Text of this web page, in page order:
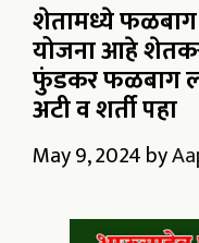
शेतामध्ये
योजना आहे
फुंडकर फळबाग
अटी व शर्ती पहा
May 9, 2024by